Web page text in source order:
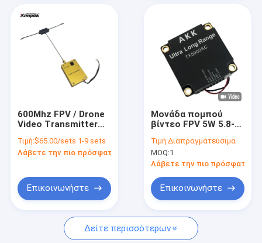
Προϊόντα
Σχετικά με εμάς
Γύρος εργοστασίων
Ζητήστε ένα απόσπασμα
Τηλεοπτική συσκευή αποστολής σημάτων FPV
600Mhz FPV / Drone
Video Transmitter
ασύρματη σύνδεση
βίντεο με 8 κανάλια
Τιμή:$65.00/sets 1-9 sets
Λάβετε την πιο πρόσφατη τιμή
Επικοινωνήστε
Μονάδα πομπού
βίντεο FPV 5W 5.8-
αξεσουάρ drones
Τιμή:Διαπραγματεύσιμα
MOQ:1
Λάβετε την πιο πρόσφατη
Επικοινωνήστε
Δείτε περισσότερων